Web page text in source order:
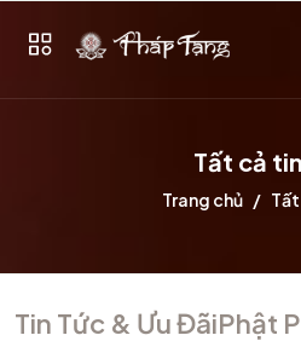
Tất cả
Trang chủ
Tin Tức & Ưu ĐãiPhật